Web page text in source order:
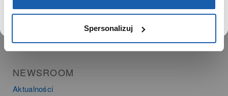
Spersonalizuj
Oferta dla firm
Salony muzyczne Riff
Noble Place
NEWSROOM
Aktualności